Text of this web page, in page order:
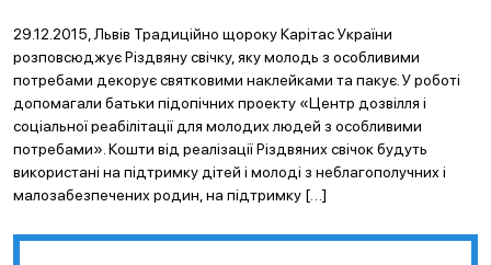
29.12.2015, Львів Традиційно щороку Карітас України
розповсюджує Різдвяну свічку, яку молодь з особливими
потребами декорує святковими наклейками та пакує. У роботі
допомагали батьки підопічних проекту «Центр дозвілля і
соціальної реабілітації для молодих людей з особливими
потребами». Кошти від реалізації Різдвяних свічок будуть
використані на підтримку дітей і молоді з неблагополучних і
малозабезпечених родин, на підтримку […]